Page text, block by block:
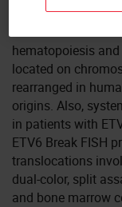
for -ETS variant
hematopoiesis
located on
rearranged in
origins. Also,
in patients with
ETV6 Break FISH
translocations
dual-color, split
and bone marrow